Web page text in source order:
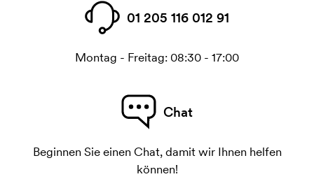
01 205 116 012 91
Montag - Freitag: 08:30 - 17:00
Chat
Beginnen Sie einen Chat, damit wir Ihnen helfen
können!